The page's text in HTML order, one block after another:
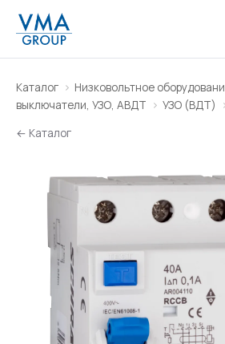
Каталог Низковольтное
выключатели, УЗО, АВДТ
УЗО (ВДТ)
← Каталог